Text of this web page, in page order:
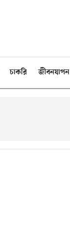
চাকরি জীবনযাপন